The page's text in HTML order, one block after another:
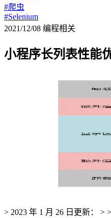
#爬虫
#Selenium
2021/12/08 编程相关
小程序长列表性能
> 2023 年 1 月 26 日更新： >